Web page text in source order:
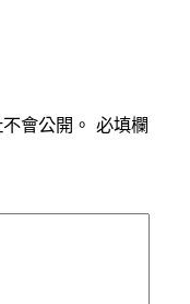
會公開。 必填欄